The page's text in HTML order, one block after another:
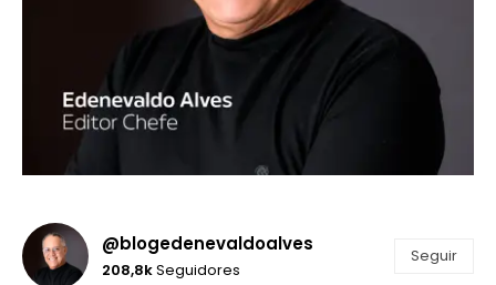
@blogedenevaldoalves
208,8kSeguidores
Seguir